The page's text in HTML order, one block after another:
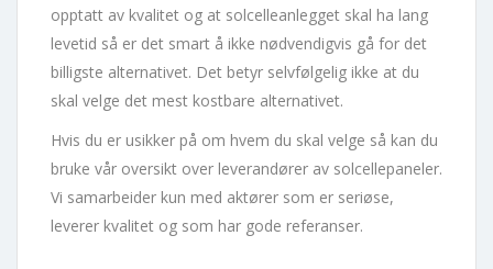
opptatt av kvalitet og at solcelleanlegget skal ha lang
levetid så er det smart å ikke nødvendigvis gå for det
billigste alternativet. Det betyr selvfølgelig ikke at du
skal velge det mest kostbare alternativet.
Hvis du er usikker på om hvem du skal velge så kan du
bruke vår oversikt over leverandører av solcellepaneler.
Vi samarbeider kun med aktører som er seriøse,
leverer kvalitet og som har gode referanser.